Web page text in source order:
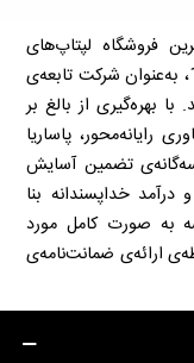
فروشگاه لپتاپ‌های
استوک (غیرآکبند وارداتی) کشور در سال 1399، به‌عنوان شرکت تابعه‌ی
با بهره‌گیری از بالغ بر
رایانه‌محور، پاساریا
تضمین آسایش
خداپسندانه بنا
به صورت کامل مورد
ارائه‌ی ضمانت‌نامه‌ی